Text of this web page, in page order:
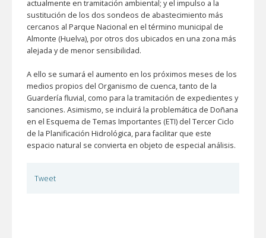
actualmente en tramitación ambiental; y el impulso a la
sustitución de los dos sondeos de abastecimiento más
cercanos al Parque Nacional en el término municipal de
Almonte (Huelva), por otros dos ubicados en una zona más
alejada y de menor sensibilidad.
A ello se sumará el aumento en los próximos meses de los
medios propios del Organismo de cuenca, tanto de la
Guardería fluvial, como para la tramitación de expedientes y
sanciones. Asimismo, se incluirá la problemática de Doñana
en el Esquema de Temas Importantes (ETI) del Tercer Ciclo
de la Planificación Hidrológica, para facilitar que este
espacio natural se convierta en objeto de especial análisis.
Tweet